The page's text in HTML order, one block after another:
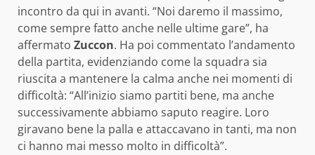
incontro da qui in avanti. “Noi daremo il massimo,
come sempre fatto anche nelle ultime gare”, ha
affermato Zuccon. Ha poi commentato l’andamento
della partita, evidenziando come la squadra sia
riuscita a mantenere la calma anche nei momenti di
difficoltà: “All’inizio siamo partiti bene, ma anche
successivamente abbiamo saputo reagire. Loro
giravano bene la palla e attaccavano in tanti, ma non
ci hanno mai messo molto in difficoltà”.